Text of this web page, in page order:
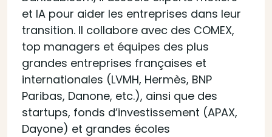
et IA pour aider les entreprises dans leur
transition. Il collabore avec des COMEX,
top managers et équipes des plus
grandes entreprises françaises et
internationales (LVMH, Hermès, BNP
Paribas, Danone, etc.), ainsi que des
startups, fonds d’investissement (APAX,
Dayone) et grandes écoles